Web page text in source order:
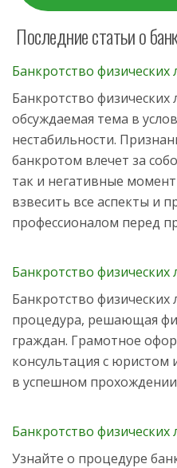
Последние статьи о
Банкротство физических
Банкротство
обсуждаемая тема в
нестабильности.
банкротом влечет за
так и негативные
взвесить все аспекты и
профессионалом перед
Банкротство
Банкротство
процедура, решающая
граждан. Грамотное
консультация с
в успешном
Банкротство физических
Узнайте о процедуре